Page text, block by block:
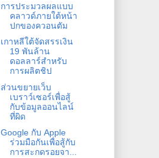
การประมวลผลแบบ
คลาวด์ภายใต้หน้า
ปกของควอนตัม
เกาหลีใต้จัดสรรเงิน
19 พันล้าน
ดอลลาร์สำหรับ
การผลิตชิป
ส่วนขยายเว็บ
เบราว์เซอร์เพื่อสู้
กับข้อมูลออนไลน์
ที่ผิด
Google กับ Apple
ร่วมมือกันเพื่อสู้กับ
การสะกดรอยจา...